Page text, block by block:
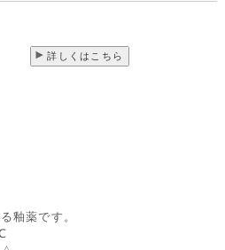
詳しくはこちら
釉薬です。